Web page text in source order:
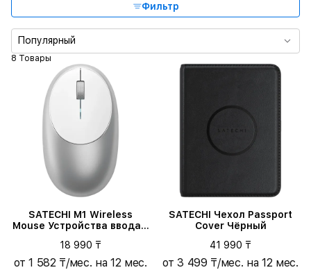
Фильтр
Цвет
Основной цвет
Тип сетевого устройства
Формфактор сетевого устройства
Совместимые модели
8 Товары
Популярный
SATECHI M1 Wireless
Mouse Устройства ввода -
18 990 ₸
от 1 582 ₸/мес. на 12 мес.
SATECHI Чехол Passport
Cover Чёрный
41 990 ₸
от 3 499 ₸/мес. на 12 мес.